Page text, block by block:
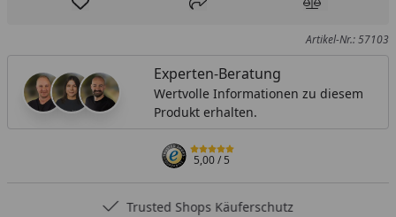
Produkt zur Wunschliste hinzufügen
Teilen Produkt
Artikel-Nr.: 57103
Experten-Beratung
Wertvolle Informationen zu diesem
Produkt erhalten.
5,00/ 5
Trusted Shops Käuferschutz